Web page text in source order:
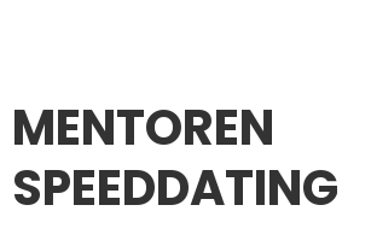
MENTOREN
SPEEDDATING